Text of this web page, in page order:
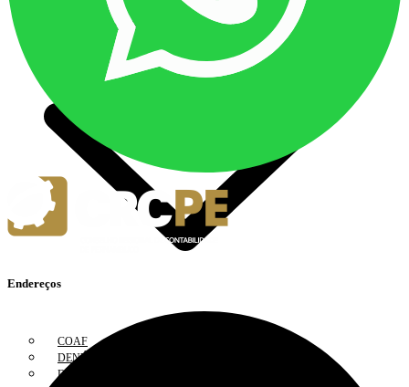
FISCALIZAÇÃO
COAF
DENÚNCIA
DOCUMENTOS
Endereços